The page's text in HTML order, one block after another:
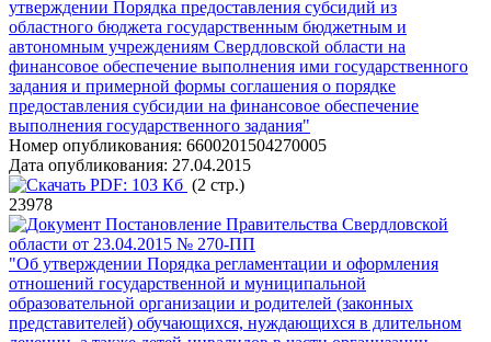
утверждении Порядка предоставления субсидий из
областного бюджета государственным бюджетным и
автономным учреждениям Свердловской области на
финансовое обеспечение выполнения ими государственного
задания и примерной формы соглашения о порядке
предоставления субсидии на финансовое обеспечение
выполнения государственного задания"
Номер опубликования: 6600201504270005
Дата опубликования: 27.04.2015
PDF: 103 Кб (2 стр.)
23978
Постановление Правительства Свердловской
области от 23.04.2015 № 270-ПП
"Об утверждении Порядка регламентации и оформления
отношений государственной и муниципальной
образовательной организации и родителей (законных
представителей) обучающихся, нуждающихся в длительном